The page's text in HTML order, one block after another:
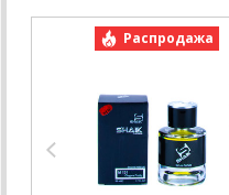
Распродажа